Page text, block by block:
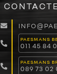
PAESMANS
011 45 84
PAESMANS
089 73 02